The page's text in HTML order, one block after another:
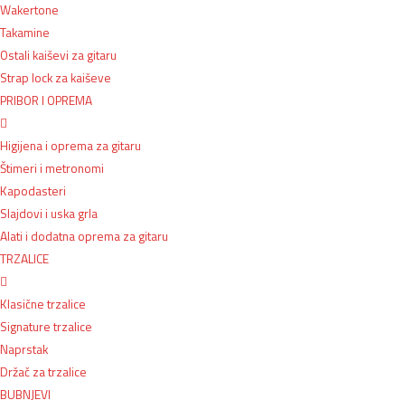
Wakertone
Takamine
Ostali kaiševi za gitaru
Strap lock za kaiševe
PRIBOR I OPREMA
Higijena i oprema za gitaru
Štimeri i metronomi
Kapodasteri
Slajdovi i uska grla
Alati i dodatna oprema za gitaru
TRZALICE
Klasične trzalice
Signature trzalice
Naprstak
Držač za trzalice
BUBNJEVI